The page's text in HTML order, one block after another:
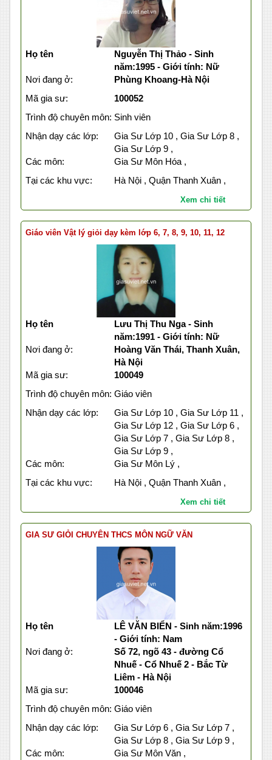
Họ tên
Nguyễn Thị Thảo - Sinh
năm:1995 - Giới tính: Nữ
Nơi đang ở:
Phùng Khoang-Hà Nội
Mã gia sư:
100052
Trình độ chuyên môn: Sinh viên
Nhận dạy các lớp:
Gia Sư Lớp 10 , Gia Sư Lớp 8 ,
Gia Sư Lớp 9 ,
Các môn:
Gia Sư Môn Hóa ,
Tại các khu vực:
Hà Nội , Quận Thanh Xuân ,
Xem chi tiết
Giáo viên Vật lý giỏi dạy kèm lớp 6, 7, 8, 9, 10, 11, 12
Họ tên
Lưu Thị Thu Nga - Sinh
năm:1991 - Giới tính: Nữ
Nơi đang ở:
Hoàng Văn Thái, Thanh Xuân,
Hà Nội
Mã gia sư:
100049
Trình độ chuyên môn: Giáo viên
Nhận dạy các lớp:
Gia Sư Lớp 10 , Gia Sư Lớp 11 ,
Gia Sư Lớp 12 , Gia Sư Lớp 6 ,
Gia Sư Lớp 7 , Gia Sư Lớp 8 ,
Gia Sư Lớp 9 ,
Các môn:
Gia Sư Môn Lý ,
Tại các khu vực:
Hà Nội , Quận Thanh Xuân ,
Xem chi tiết
GIA SƯ GIỎI CHUYÊN THCS MÔN NGỮ VĂN
Họ tên
LÊ VĂN BIỂN - Sinh năm:1996
- Giới tính: Nam
Nơi đang ở:
Số 72, ngõ 43 - đường Cổ
Nhuế - Cổ Nhuế 2 - Bắc Từ
Liêm - Hà Nội
Mã gia sư:
100046
Trình độ chuyên môn: Giáo viên
Nhận dạy các lớp:
Gia Sư Lớp 6 , Gia Sư Lớp 7 ,
Gia Sư Lớp 8 , Gia Sư Lớp 9 ,
Các môn:
Gia Sư Môn Văn ,